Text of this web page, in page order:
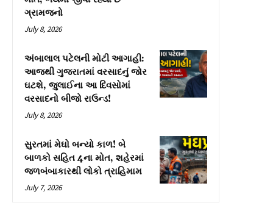
ગ્રામજનો
July 8, 2026
અંબાલાલ પટેલની મોટી આગાહી:
આજથી ગુજરાતમાં વરસાદનું જોર
ઘટશે, જુલાઈના આ દિવસોમાં
વરસાદનો બીજો રાઉન્ડ!
July 8, 2026
સુરતમાં મેઘો બન્યો કાળ! બે
બાળકો સહિત 4ના મોત, શહેરમાં
જળબંબાકારથી લોકો ત્રાહિમામ
July 7, 2026